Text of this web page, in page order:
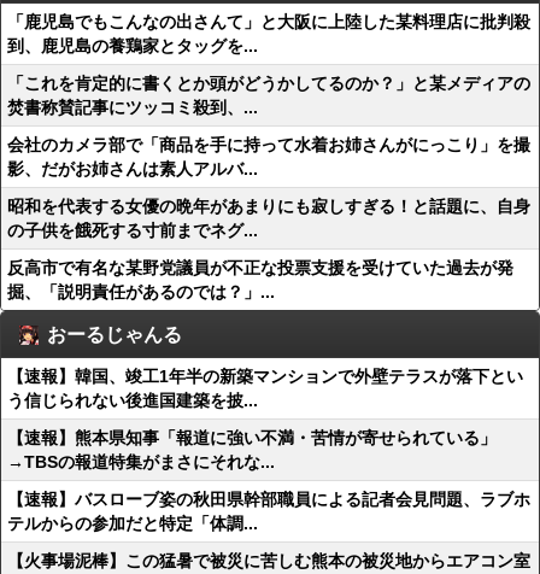
「鹿児島でもこんなの出さんて」と大阪に上陸した某料理店に批判殺
到、鹿児島の養鶏家とタッグを...
「これを肯定的に書くとか頭がどうかしてるのか？」と某メディアの
焚書称賛記事にツッコミ殺到、...
会社のカメラ部で「商品を手に持って水着お姉さんがにっこり」を撮
影、だがお姉さんは素人アルバ...
昭和を代表する女優の晩年があまりにも寂しすぎる！と話題に、自身
の子供を餓死する寸前までネグ...
反高市で有名な某野党議員が不正な投票支援を受けていた過去が発
掘、「説明責任があるのでは？」...
おーるじゃんる
【速報】韓国、竣工1年半の新築マンションで外壁テラスが落下とい
う信じられない後進国建築を披...
【速報】熊本県知事「報道に強い不満・苦情が寄せられている」
→TBSの報道特集がまさにそれな...
【速報】バスローブ姿の秋田県幹部職員による記者会見問題、ラブホ
テルからの参加だと特定「体調...
【火事場泥棒】この猛暑で被災に苦しむ熊本の被災地からエアコン室